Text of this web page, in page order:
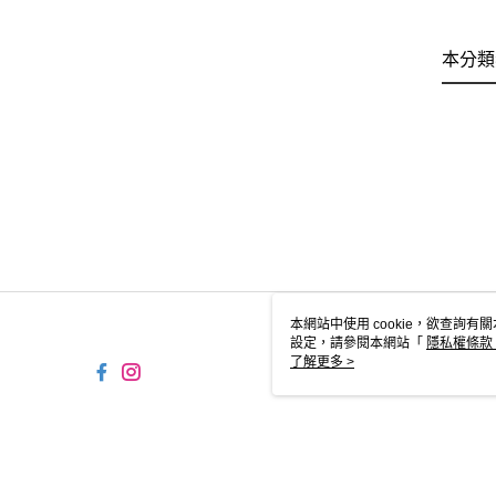
本分
本網站中使用 cookie，欲查詢有
設定，請參閱本網站「 隱私權條款
使用 cookie。
了解更多 >